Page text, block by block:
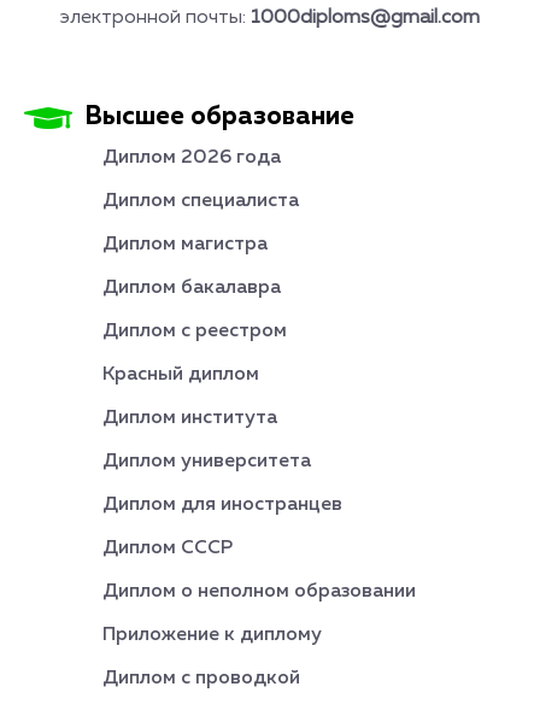
электронной почты: 1000diploms@gmail.com
Высшее образование
Диплом 2026 года
Диплом специалиста
Диплом магистра
Диплом бакалавра
Диплом с реестром
Красный диплом
Диплом института
Диплом университета
Диплом для иностранцев
Диплом СССР
Диплом о неполном образовании
Приложение к диплому
Диплом с проводкой